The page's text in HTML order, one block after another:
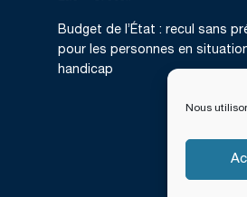
Nous
Budget de l’État : recul sans
pour les personnes en
handicap